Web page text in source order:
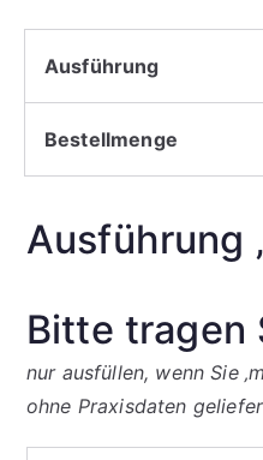
Ausführung
Bestellmenge
Ausführung
Bitte tragen
nur ausfüllen, wenn Sie
ohne Praxisdaten